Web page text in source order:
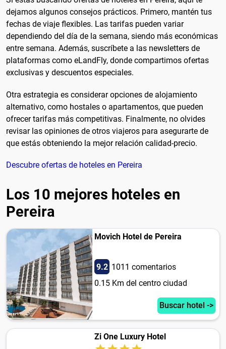
dejamos algunos consejos prácticos. Primero, mantén tus
fechas de viaje flexibles. Las tarifas pueden variar
dependiendo del día de la semana, siendo más económicas
entre semana. Además, suscríbete a las newsletters de
plataformas como eLandFly, donde compartimos ofertas
exclusivas y descuentos especiales.
Otra estrategia es considerar opciones de alojamiento
alternativo, como hostales o apartamentos, que pueden
ofrecer tarifas más competitivas. Finalmente, no olvides
revisar las opiniones de otros viajeros para asegurarte de
que estás obteniendo la mejor relación calidad-precio.
Descubre ofertas de hoteles en Pereira
Los 10 mejores hoteles en
Pereira
Movich Hotel de Pereira
9.2 1011 comentarios
0.15 Km del centro ciudad
Buscar hotel ->
Zi One Luxury Hotel